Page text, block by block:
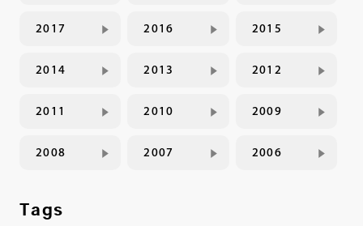
2017 2016 2015
2014 2013 2012
2011 2010 2009
2008 2007 2006
Tags